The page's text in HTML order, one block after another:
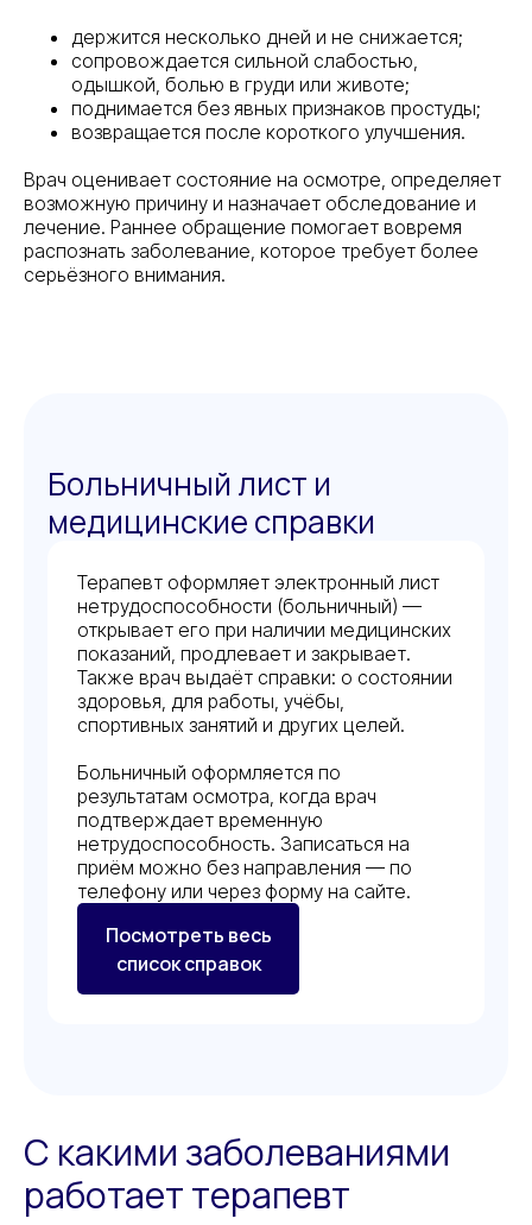
держится несколько дней и не снижается;
сопровождается сильной слабостью,
одышкой, болью в груди или животе;
поднимается без явных признаков простуды;
возвращается после короткого улучшения.
Врач оценивает состояние на осмотре, определяет
возможную причину и назначает обследование и
лечение. Раннее обращение помогает вовремя
распознать заболевание, которое требует более
серьёзного внимания.
Больничный лист и
медицинские справки
Терапевт оформляет электронный лист
нетрудоспособности (больничный) —
открывает его при наличии медицинских
показаний, продлевает и закрывает.
Также врач выдаёт справки: о состоянии
здоровья, для работы, учёбы,
спортивных занятий и других целей.
Больничный оформляется по
результатам осмотра, когда врач
подтверждает временную
нетрудоспособность. Записаться на
приём можно без направления — по
телефону или через форму на сайте.
Посмотреть весь
список справок
С какими заболеваниями
работает терапевт